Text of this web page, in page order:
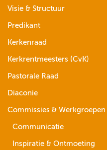
Visie & Structuur
Predikant
Kerkenraad
Kerkrentmeesters (CvK)
Pastorale Raad
Diaconie
Commissies & Werkgroepen
Communicatie
Inspiratie & Ontmoeting